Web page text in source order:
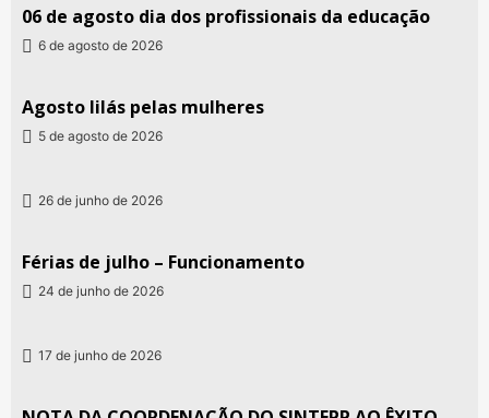
06 de agosto dia dos profissionais da educação
6 de agosto de 2026
Agosto lilás pelas mulheres
5 de agosto de 2026
26 de junho de 2026
Férias de julho – Funcionamento
24 de junho de 2026
17 de junho de 2026